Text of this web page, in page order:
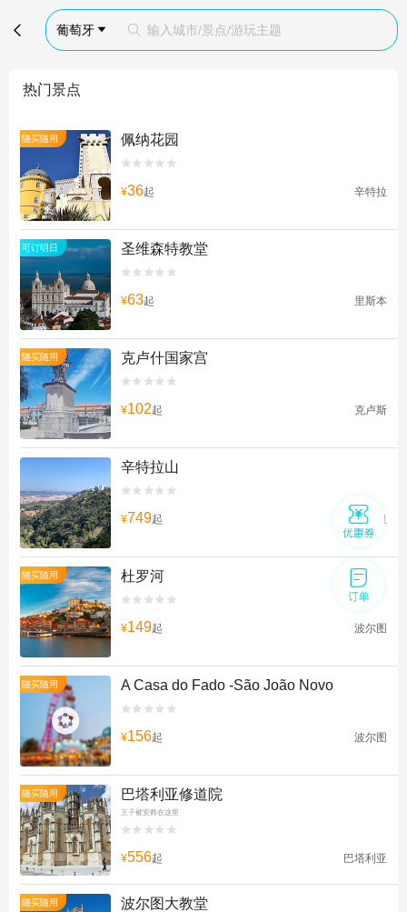
 葡萄牙   输入城市/景点/游玩主题
热门景点
随买随用 佩纳花园


¥36起 辛特拉
可订明日 圣维森特教堂


¥63起 里斯本
随买随用 克卢什国家宫


¥102起 克卢斯
辛特拉山


¥749起 圣马蒂纽
随买随用 杜罗河


¥149起 波尔图
随买随用 A Casa do Fado -São João Novo


¥156起 波尔图
随买随用 巴塔利亚修道院
王子被安葬在这里


¥556起 巴塔利亚
随买随用 波尔图大教堂